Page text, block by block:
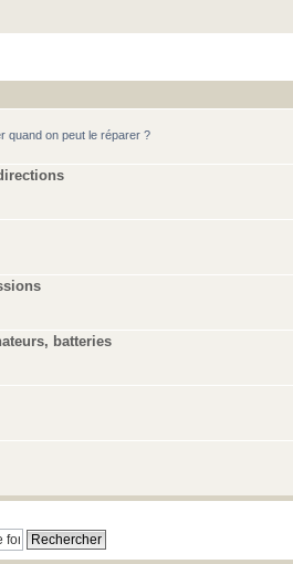
quand on peut le réparer ?
batteries